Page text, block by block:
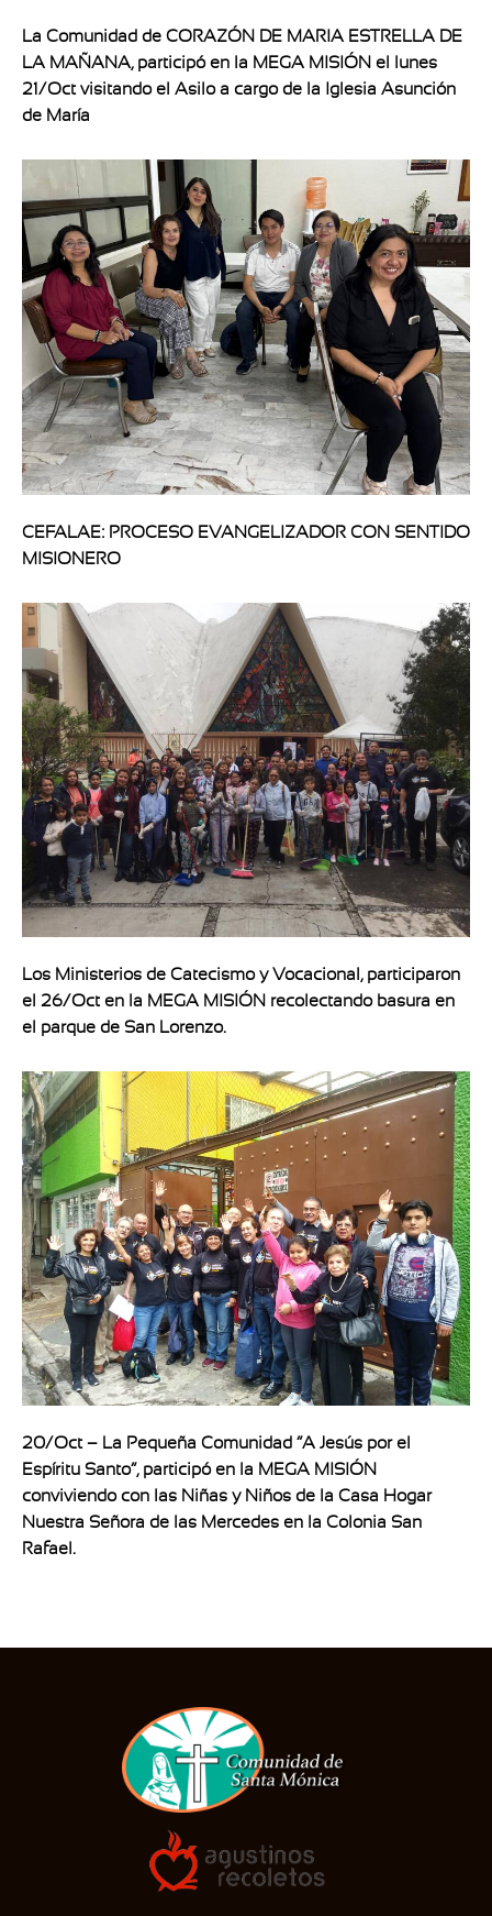
La Comunidad de CORAZÓN DE MARIA ESTRELLA DE
LA MAÑANA, participó en la MEGA MISIÓN el lunes
21/Oct visitando el Asilo a cargo de la Iglesia Asunción
de María
CEFALAE: PROCESO EVANGELIZADOR CON SENTIDO
MISIONERO
Los Ministerios de Catecismo y Vocacional, participaron
el 26/Oct en la MEGA MISIÓN recolectando basura en
el parque de San Lorenzo.
20/Oct – La Pequeña Comunidad “A Jesús por el
Espíritu Santo”, participó en la MEGA MISIÓN
conviviendo con las Niñas y Niños de la Casa Hogar
Nuestra Señora de las Mercedes en la Colonia San
Rafael.